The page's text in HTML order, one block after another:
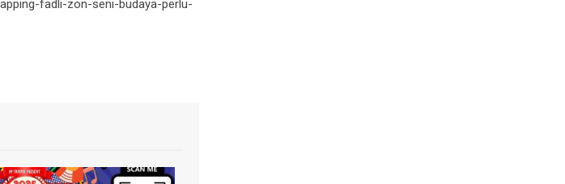
fadli-zon-seni-budaya-perlu-